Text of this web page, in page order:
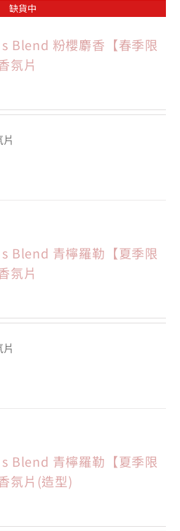
缺貨中
Blend 粉櫻麝香【春季限
氛片
Blend 青檸羅勒【夏季限
氛片
Blend 青檸羅勒【夏季限
氛片(造型)